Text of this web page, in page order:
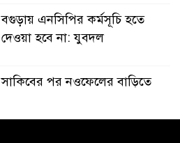
বগুড়ায় এনসিপির কর্মসূচি হতে
দেওয়া হবে না: যুবদল
সাকিবের পর নওফেলের বাড়িতে